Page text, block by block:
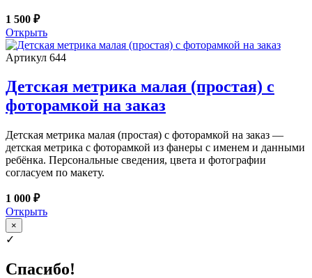
1 500 ₽
Открыть
Артикул 644
Детская метрика малая (простая) с
фоторамкой на заказ
Детская метрика малая (простая) с фоторамкой на заказ —
детская метрика с фоторамкой из фанеры с именем и данными
ребёнка. Персональные сведения, цвета и фотографии
согласуем по макету.
1 000 ₽
Открыть
×
✓
Спасибо!